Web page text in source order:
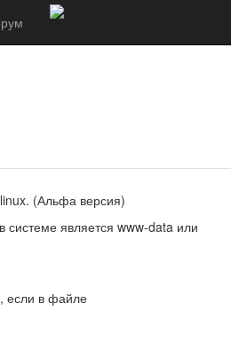
(Альфа версия)
системе является www-data или
если в файле